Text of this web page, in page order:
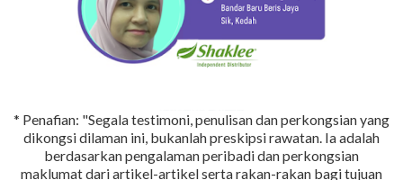
* Penafian: "Segala testimoni, penulisan dan perkongsian yang
dikongsi dilaman ini, bukanlah preskipsi rawatan. Ia adalah
berdasarkan pengalaman peribadi dan perkongsian
maklumat dari artikel-artikel serta rakan-rakan bagi tujuan